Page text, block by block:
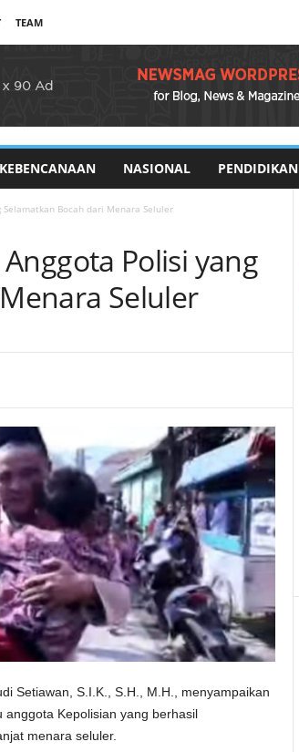
TEAM
KEBENCANAAN NASIONAL PENDIDIKAN
Bocah dari Menara Seluler
Polisi yang
Seluler
Setiawan, S.I.K., S.H., M.H., menyampaikan
Kepolisian yang berhasil
menara seluler.